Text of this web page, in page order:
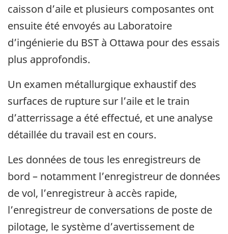
caisson d’aile et plusieurs composantes ont
ensuite été envoyés au Laboratoire
d’ingénierie du BST à Ottawa pour des essais
plus approfondis.
Un examen métallurgique exhaustif des
surfaces de rupture sur l’aile et le train
d’atterrissage a été effectué, et une analyse
détaillée du travail est en cours.
Les données de tous les enregistreurs de
bord – notamment l’enregistreur de données
de vol, l’enregistreur à accès rapide,
l’enregistreur de conversations de poste de
pilotage, le système d’avertissement de